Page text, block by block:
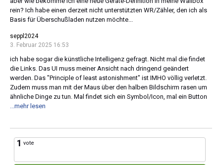
rein? Ich habe einen derzeit nicht unterstützten WR/Zähler, den ich als
Basis für Überschußladen nutzen möchte...
seppl2024
3. Februar 2025 16:53
ich habe sogar die künstliche Intelligenz gefragt. Nicht mal die findet
die Links. Das UI muss meiner Ansicht nach dringend geändert
werden. Das "Principle of least astonishment" ist IMHO völlig verletzt.
Zudem muss man mit der Maus über den halben Bildschirm rasen um
ähnliche Dinge zu tun. Mal findet sich ein Symbol/Icon, mal ein Button
...mehr lesen
1 vote